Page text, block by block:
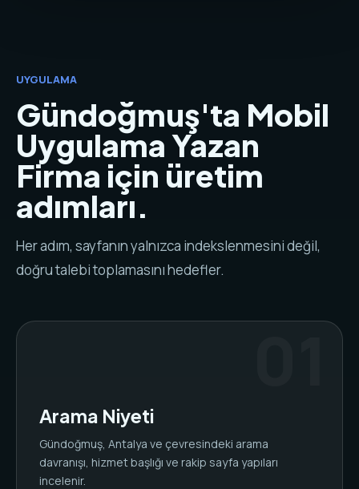
UYGULAMA
Gündoğmuş'ta Mobil
Uygulama Yazan
Firma için üretim
adımları.
Her adım, sayfanın yalnızca indekslenmesini değil,
doğru talebi toplamasını hedefler.
Arama Niyeti
Gündoğmuş, Antalya ve çevresindeki arama
davranışı, hizmet başlığı ve rakip sayfa yapıları
incelenir.